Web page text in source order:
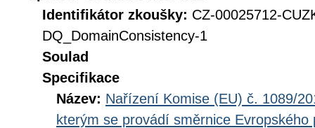
Identifikátor zkoušky: CZ-00025712-
DQ_DomainConsistency-1
Soulad
Specifikace
Název: Nařízení Komise (EU) č. 1089/
kterým se provádí směrnice